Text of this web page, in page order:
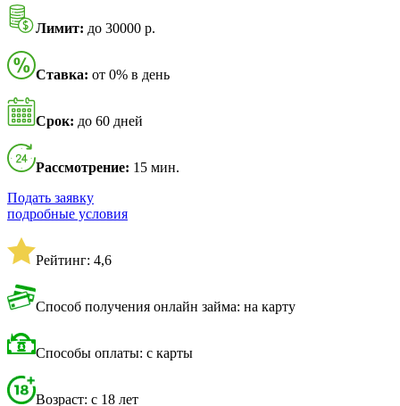
Лимит: до 30000 р.
Ставка: от 0% в день
Срок: до 60 дней
Рассмотрение: 15 мин.
Подать заявку
подробные условия
Рейтинг: 4,6
Способ получения онлайн займа: на карту
Способы оплаты: с карты
Возраст: с 18 лет